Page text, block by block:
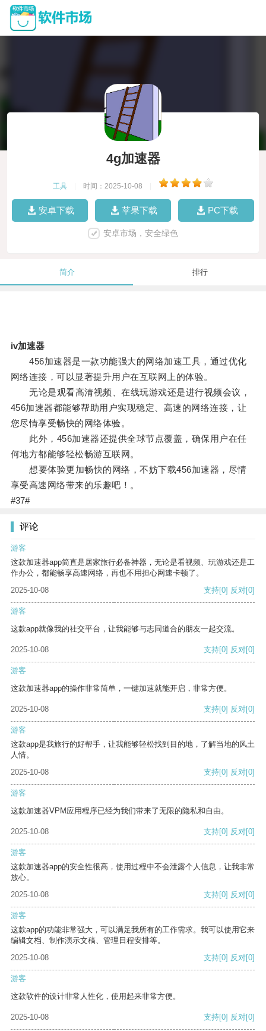
4g加速器
工具 时间：2025-10-08
安卓下载 苹果下载 PC下载
安卓市场，安全绿色
简介 排行
iv加速器
456加速器是一款功能强大的网络加速工具，通过优化
网络连接，可以显著提升用户在互联网上的体验。
无论是观看高清视频、在线玩游戏还是进行视频会议，
456加速器都能够帮助用户实现稳定、高速的网络连接，让
您尽情享受畅快的网络体验。
此外，456加速器还提供全球节点覆盖，确保用户在任
何地方都能够轻松畅游互联网。
想要体验更加畅快的网络，不妨下载456加速器，尽情
享受高速网络带来的乐趣吧！。
#37#
评论
游客
这款加速器app简直是居家旅行必备神器，无论是看视频、玩游戏还是工
作办公，都能畅享高速网络，再也不用担心网速卡顿了。
2025-10-08
支持[0] 反对[0]
游客
这款app就像我的社交平台，让我能够与志同道合的朋友一起交流。
2025-10-08 支持[0] 反对[0]
游客
这款加速器app的操作非常简单，一键加速就能开启，非常方便。
2025-10-08 支持[0] 反对[0]
游客
这款app是我旅行的好帮手，让我能够轻松找到目的地，了解当地的风土
人情。
2025-10-08
支持[0] 反对[0]
游客
这款加速器VPM应用程序已经为我们带来了无限的隐私和自由。
2025-10-08 支持[0] 反对[0]
游客
这款加速器app的安全性很高，使用过程中不会泄露个人信息，让我非常
放心。
2025-10-08
支持[0] 反对[0]
游客
这款app的功能非常强大，可以满足我所有的工作需求。我可以使用它来
编辑文档、制作演示文稿、管理日程安排等。
2025-10-08
支持[0] 反对[0]
游客
这款软件的设计非常人性化，使用起来非常方便。
2025-10-08 支持[0] 反对[0]